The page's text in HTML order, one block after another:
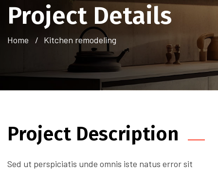
Project Details
Home Kitchen remodeling
Project Description
Sed ut perspiciatis unde omnis iste natus error sit